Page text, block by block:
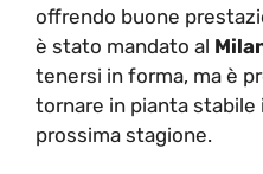
offrendo buone
è stato mandato al
tenersi in forma, ma è
tornare in pianta stabile
prossima stagione.